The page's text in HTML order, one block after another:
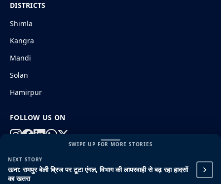
SWIPE UP FOR MORE STORIES
NEXT STORY
ऊना: रामपुर बेली ब्रिज पर टूटा एंगल, विभाग की लापरवाही से बढ़ रहा हादसों
का खतरा
DISTRICTS
Shimla
Kangra
Mandi
Solan
Hamirpur
FOLLOW US ON
© 2026 HimachalGovt.com
| Terms and Conditions | Disclaimer